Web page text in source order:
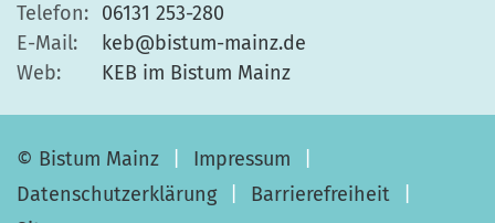
Telefon: 06131 253-280
E-Mail:
keb@bistum-mainz.de
Web:
KEB im Bistum Mainz
© Bistum Mainz
Impressum
Datenschutzerklärung
Barrierefreiheit